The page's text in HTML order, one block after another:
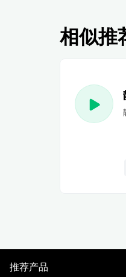
相似推
推荐产品